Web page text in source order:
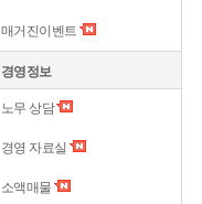
매거진이벤트
경영정보
노무 상담
경영 자료실
소액매물